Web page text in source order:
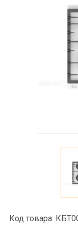
Код товара: